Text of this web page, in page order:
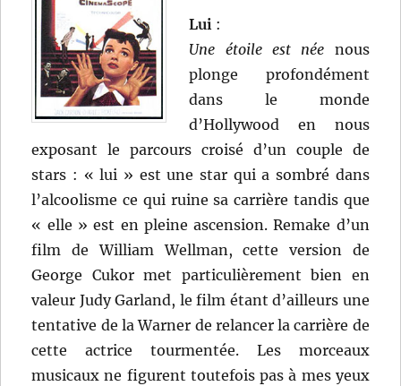
Lui :
Une étoile est née nous
plonge profondément
dans le monde
d’Hollywood en nous
exposant le parcours croisé d’un couple de
stars : « lui » est une star qui a sombré dans
l’alcoolisme ce qui ruine sa carrière tandis que
« elle » est en pleine ascension. Remake d’un
film de William Wellman, cette version de
George Cukor met particulièrement bien en
valeur Judy Garland, le film étant d’ailleurs une
tentative de la Warner de relancer la carrière de
cette actrice tourmentée. Les morceaux
musicaux ne figurent toutefois pas à mes yeux